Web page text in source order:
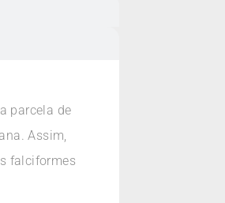
parcela de
Assim,
falciformes